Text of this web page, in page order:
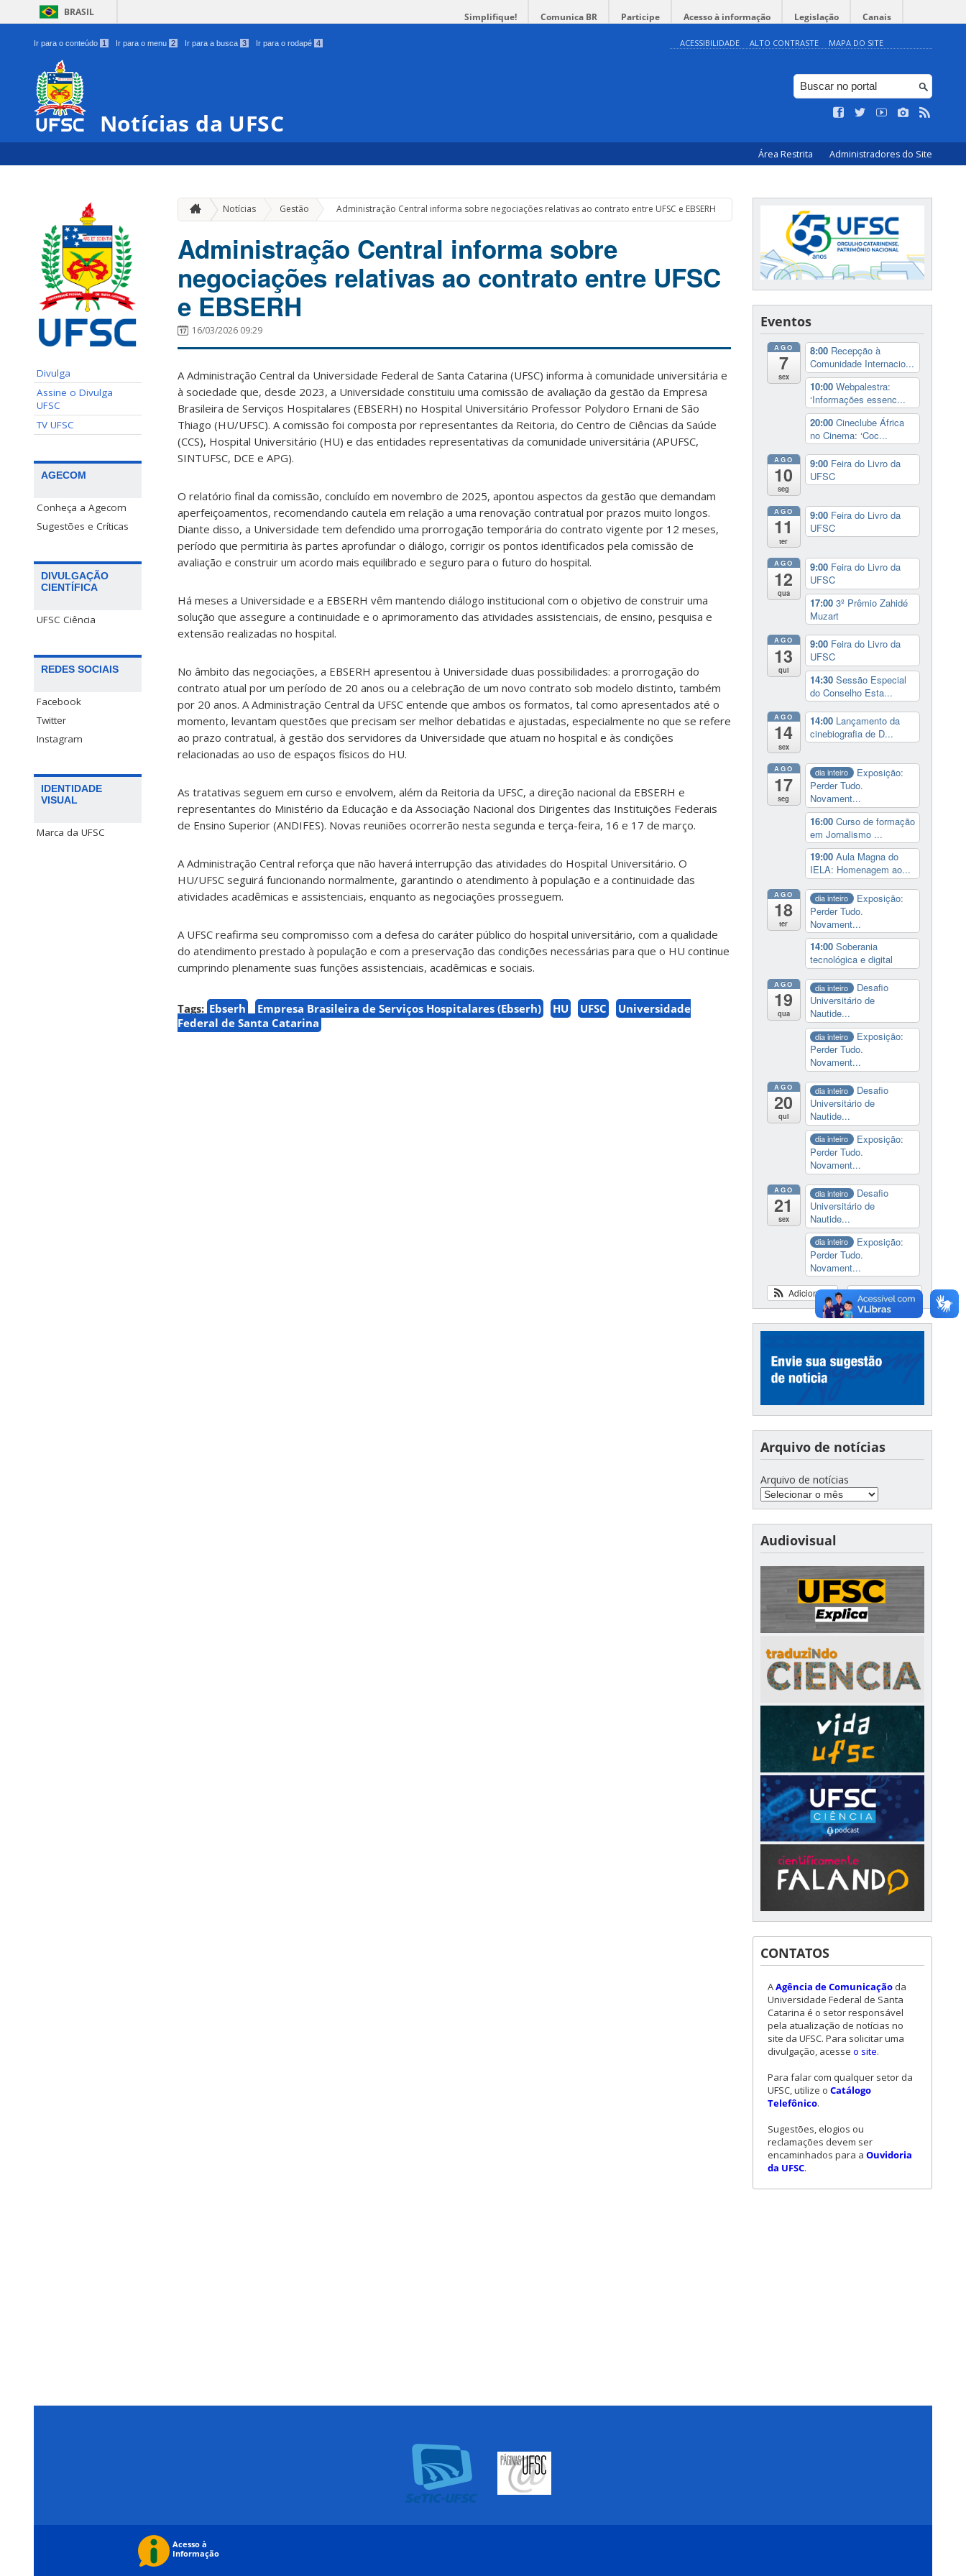
BRASIL Simplifique! Comunica BR Participe Acesso à informação Legislação Canais
Ir para o conteúdo 1 Ir para o menu 2 Ir para a busca 3 Ir para o rodapé 4 ACESSIBILIDADE ALTO CONTRASTE MAPA DO SITE
Notícias da UFSC
Área Restrita Administradores do Site
Divulga
Assine o Divulga
UFSC
TV UFSC
AGECOM
Conheça a Agecom
Sugestões e Críticas
DIVULGAÇÃO
CIENTÍFICA
UFSC Ciência
REDES SOCIAIS
Facebook
Twitter
Instagram
IDENTIDADE
VISUAL
Marca da UFSC
Notícias Gestão » Administração Central informa sobre negociações relativas ao contrato entre UFSC e EBSERH
Administração Central informa sobre
negociações relativas ao contrato entre UFSC
e EBSERH
16/03/2026 09:29
A Administração Central da Universidade Federal de Santa Catarina (UFSC) informa à comunidade universitária e
à sociedade que, desde 2023, a Universidade constituiu uma comissão de avaliação da gestão da Empresa
Brasileira de Serviços Hospitalares (EBSERH) no Hospital Universitário Professor Polydoro Ernani de São
Thiago (HU/UFSC). A comissão foi composta por representantes da Reitoria, do Centro de Ciências da Saúde
(CCS), Hospital Universitário (HU) e das entidades representativas da comunidade universitária (APUFSC,
SINTUFSC, DCE e APG).
O relatório final da comissão, concluído em novembro de 2025, apontou aspectos da gestão que demandam
aperfeiçoamentos, recomendando cautela em relação a uma renovação contratual por prazos muito longos.
Diante disso, a Universidade tem defendido uma prorrogação temporária do contrato vigente por 12 meses,
período que permitiria às partes aprofundar o diálogo, corrigir os pontos identificados pela comissão de
avaliação e construir um acordo mais equilibrado e seguro para o futuro do hospital.
Há meses a Universidade e a EBSERH vêm mantendo diálogo institucional com o objetivo de construir uma
solução que assegure a continuidade e o aprimoramento das atividades assistenciais, de ensino, pesquisa e
extensão realizadas no hospital.
No âmbito das negociações, a EBSERH apresentou à Universidade duas possibilidades: a prorrogação do
contrato atual por um período de 20 anos ou a celebração de um novo contrato sob modelo distinto, também
por 20 anos. A Administração Central da UFSC entende que ambos os formatos, tal como apresentados até o
momento, levantam questões que precisam ser melhor debatidas e ajustadas, especialmente no que se refere
ao prazo contratual, à gestão dos servidores da Universidade que atuam no hospital e às condições
relacionadas ao uso de espaços físicos do HU.
As tratativas seguem em curso e envolvem, além da Reitoria da UFSC, a direção nacional da EBSERH e
representantes do Ministério da Educação e da Associação Nacional dos Dirigentes das Instituições Federais
de Ensino Superior (ANDIFES). Novas reuniões ocorrerão nesta segunda e terça-feira, 16 e 17 de março.
A Administração Central reforça que não haverá interrupção das atividades do Hospital Universitário. O
HU/UFSC seguirá funcionando normalmente, garantindo o atendimento à população e a continuidade das
atividades acadêmicas e assistenciais, enquanto as negociações prosseguem.
A UFSC reafirma seu compromisso com a defesa do caráter público do hospital universitário, com a qualidade
do atendimento prestado à população e com a preservação das condições necessárias para que o HU continue
cumprindo plenamente suas funções assistenciais, acadêmicas e sociais.
Tags: Ebserh Empresa Brasileira de Serviços Hospitalares (Ebserh) HU UFSC
Universidade
Federal de Santa Catarina
Eventos
AGO
7
sex
8:00 Recepção à
Comunidade Internacio...
10:00 Webpalestra:
‘Informações essenc...
20:00 Cineclube África
no Cinema: ‘Coc...
AGO
10
seg
9:00 Feira do Livro da
UFSC
AGO
11
ter
9:00 Feira do Livro da
UFSC
AGO
12
qua
9:00 Feira do Livro da
UFSC
17:00 3º Prêmio Zahidé
Muzart
AGO
13
qui
9:00 Feira do Livro da
UFSC
14:30 Sessão Especial
do Conselho Esta...
AGO
14
sex
14:00 Lançamento da
cinebiografia de D...
AGO
17
seg
dia inteiro
Exposição:
Perder Tudo.
Novament...
16:00 Curso de formação
em Jornalismo ...
19:00 Aula Magna do
IELA: Homenagem ao...
AGO
18
ter
dia inteiro
Exposição:
Perder Tudo.
Novament...
14:00 Soberania
tecnológica e digital
AGO
19
qua
dia inteiro
Desafio
Universitário de
Nautide...
dia inteiro
Exposição:
Perder Tudo.
Novament...
AGO
20
qui
dia inteiro
Desafio
Universitário de
Nautide...
dia inteiro
Exposição:
Perder Tudo.
Novament...
AGO
21
sex
dia inteiro
Desafio
Universitário de
Nautide...
dia inteiro
Exposição:
Perder Tudo.
Novament...
Ver calendário
Adicionar
Arquivo de notícias
Arquivo de notícias
Audiovisual
CONTATOS
AAgência de Comunicação da
Universidade Federal de Santa
Catarina é o setor responsável
pela atualização de notícias no
site da UFSC. Para solicitar uma
divulgação, acesse o site.
Para falar com qualquer setor da
UFSC, utilize o Catálogo
Telefônico.
Sugestões, elogios ou
reclamações devem ser
encaminhados para a Ouvidoria
da UFSC.